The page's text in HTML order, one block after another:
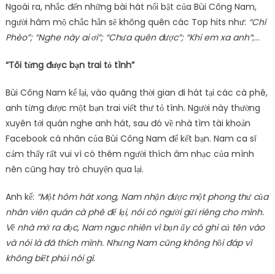
Ngoài ra, nhắc đến những bài hát nổi bật của Bùi Công Nam,
người hâm mộ chắc hẳn sẽ không quên các Top hits như: “Chí
Phèo”; “Nghe này ai ơi”; “Chưa quên được”; “Khi em xa anh”;…
“Tôi từng được bạn trai tỏ tình”
Bùi Công Nam kể lại, vào quãng thời gian đi hát tại các cà phê,
anh từng được một bạn trai viết thư tỏ tình. Người này thường
xuyên tới quán nghe anh hát, sau đó về nhà tìm tài khoản
Facebook cá nhân của Bùi Công Nam để kết bạn. Nam ca sĩ
cảm thấy rất vui vì có thêm người thích âm nhạc của mình
nên cũng hay trò chuyện qua lại.
Anh kể: “Một hôm hát xong, Nam nhận được một phong thư của
nhân viên quán cà phê để lại, nói có người gửi riêng cho mình.
Về nhà mở ra đọc, Nam ngạc nhiên vì bạn ấy có ghi cả tên vào
và nói là đã thích mình. Nhưng Nam cũng không hồi đáp vì
không biết phải nói gì.